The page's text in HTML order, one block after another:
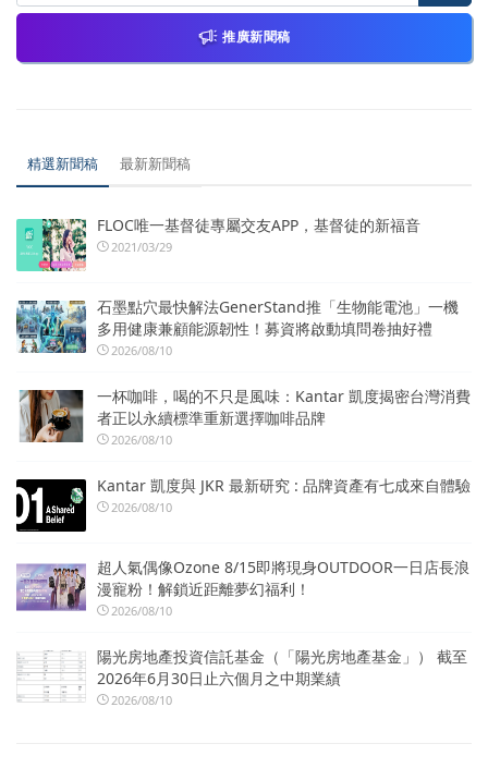
推廣新聞稿
精選新聞稿 最新新聞稿
FLOC唯一基督徒專屬交友APP，基督徒的新福音
2021/03/29
石墨點穴最快解法GenerStand推「生物能電池」一機
多用健康兼顧能源韌性！募資將啟動填問卷抽好禮
2026/08/10
一杯咖啡，喝的不只是風味：Kantar 凱度揭密台灣消費
者正以永續標準重新選擇咖啡品牌
2026/08/10
Kantar 凱度與 JKR 最新研究 : 品牌資產有七成來自體驗
2026/08/10
超人氣偶像Ozone 8/15即將現身OUTDOOR一日店長浪
漫寵粉！解鎖近距離夢幻福利！
2026/08/10
陽光房地產投資信託基金（「陽光房地產基金」） 截至
2026年6月30日止六個月之中期業績
2026/08/10